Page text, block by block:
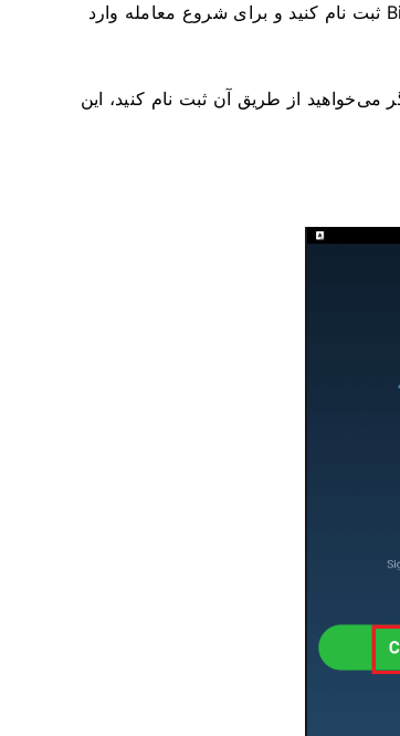
منتظر بمانید تا نصب کامل شود. سپس می‌توانید در برنامه Binarium ثبت نام کنید و برای شروع معامله وارد
می‌خواهید از طریق آن ثبت نام کنید، این